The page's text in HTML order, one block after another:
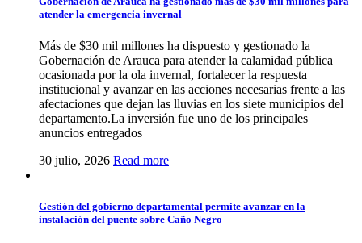
atender la emergencia invernal
Más de $30 mil millones ha dispuesto y gestionado la
Gobernación de Arauca para atender la calamidad pública
ocasionada por la ola invernal, fortalecer la respuesta
institucional y avanzar en las acciones necesarias frente a las
afectaciones que dejan las lluvias en los siete municipios del
departamento.La inversión fue uno de los principales
anuncios entregados
30 julio, 2026 Read more
Gestión del gobierno departamental permite avanzar en la
instalación del puente sobre Caño Negro